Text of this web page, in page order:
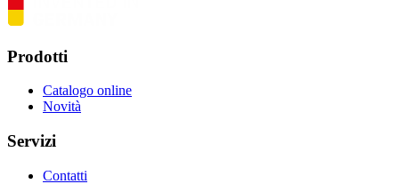
Prodotti
Catalogo online
Novità
Servizi
Contatti